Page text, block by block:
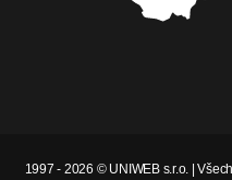
1997 - 2026 © UNIWEB s.r.o. |